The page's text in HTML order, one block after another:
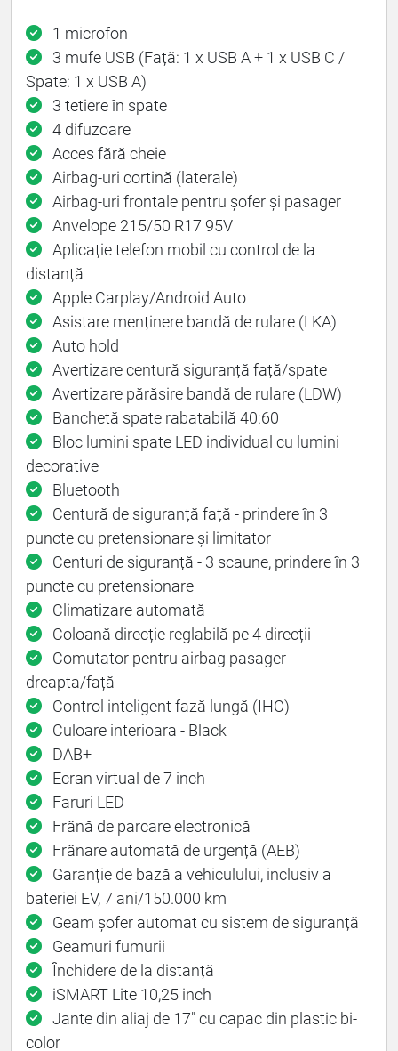
1 microfon
3 mufe USB (Față: 1 x USB A + 1 x USB C /
Spate: 1 x USB A)
3 tetiere în spate
4 difuzoare
Acces fără cheie
Airbag-uri cortină (laterale)
Airbag-uri frontale pentru șofer și pasager
Anvelope 215/50 R17 95V
Aplicație telefon mobil cu control de la
distanță
Apple Carplay/Android Auto
Asistare menținere bandă de rulare (LKA)
Auto hold
Avertizare centură siguranță față/spate
Avertizare părăsire bandă de rulare (LDW)
Banchetă spate rabatabilă 40:60
Bloc lumini spate LED individual cu lumini
decorative
Bluetooth
Centură de siguranță față - prindere în 3
puncte cu pretensionare și limitator
Centuri de siguranță - 3 scaune, prindere în 3
puncte cu pretensionare
Climatizare automată
Coloană direcție reglabilă pe 4 direcții
Comutator pentru airbag pasager
dreapta/față
Control inteligent fază lungă (IHC)
Culoare interioara - Black
DAB+
Ecran virtual de 7 inch
Faruri LED
Frână de parcare electronică
Frânare automată de urgență (AEB)
Garanție de bază a vehiculului, inclusiv a
bateriei EV, 7 ani/150.000 km
Geam șofer automat cu sistem de siguranță
Geamuri fumurii
Închidere de la distanță
iSMART Lite 10,25 inch
Jante din aliaj de 17" cu capac din plastic bi-
color